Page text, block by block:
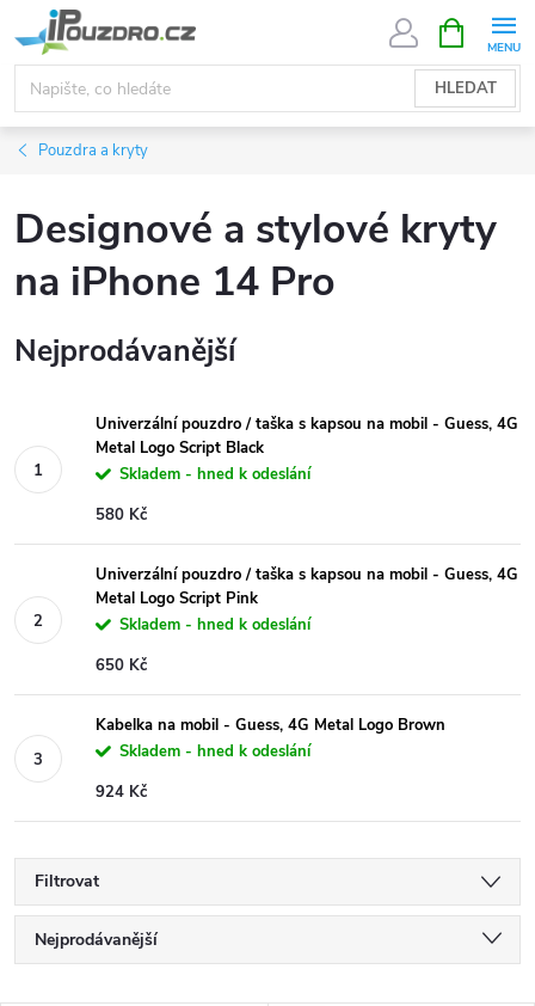
na
obsah
HLEDAT
NÁKUPNÍ
KOŠÍK
Pouzdra a kryty
Designové a stylové kryty
na iPhone 14 Pro
Nejprodávanější
Univerzální pouzdro / taška s kapsou na mobil - Guess, 4G
Metal Logo Script Black
Skladem - hned k odeslání
580 Kč
Univerzální pouzdro / taška s kapsou na mobil - Guess, 4G
Metal Logo Script Pink
Skladem - hned k odeslání
650 Kč
Kabelka na mobil - Guess, 4G Metal Logo Brown
Skladem - hned k odeslání
924 Kč
Filtrovat
Ř
Nejprodávanější